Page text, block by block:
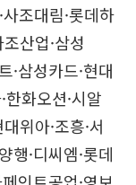
사조대림·롯데하
산업·삼성
·삼성카드·현대
한화오션·시알
위아·조흥·서
행·디씨엠·롯데